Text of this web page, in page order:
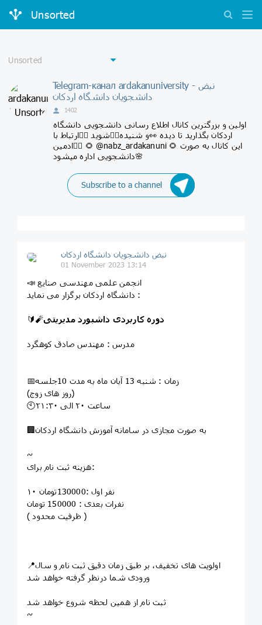
Unsorted
Telegram-канал ardakanuniversity - نبض
دانشجویان دانشگاه اردکان
1402
اولین و بزرگترین کانال اطلاع رسانی دانشجویی دانشگاه
اردکان بگذارید تا دیده 👀و شنیده👂🏻شوید 👇🏻ارتباط با
ادمین👇🏻 🌻 @nabz_ardakanuni 🌻 این کانال به صورت
دانشجویی اداره میشود🌸
Subscribe to a channel
نبض دانشجویان دانشگاه اردکان
01 November 2023 13:14
📣 انجمن علمی مهندسی صنایع
دانشگاه اردکان برگزار می نماید :
🔰🧨دوره کاربردی داشبورد مدیریتی
مدرس : مهندس صادق کوهگرد
📅زمان : شنبه 13 آبان ماه به مدت 10جلسه
(روز های زوج)
🕙ساعت ۲۰ الی ۲۱:۳۰
🏢به صورت مجازی در سامانه آموزش دانشگاه اردکان
~
هزینه ثبت نام برای:
۱۰ نفر اول :130000تومان
نفرات بعدی : 150000 تومان
( ظرفیت محدود )
📍اولویت های تخفیف، بر طبق زمان دقیق ثبت نام و سال
ورودی شما درنظر گرفته خواهد شد
ثبت نام از همین لحظه شروع خواهد شد
~